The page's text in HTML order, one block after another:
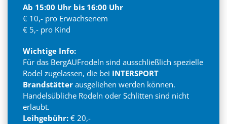
Ab 15:00 Uhr bis 16:00 Uhr
€ 10,- pro Erwachsenem
€ 5,- pro Kind
Wichtige Info:
Für das BergAUFrodeln sind ausschließlich spezielle
Rodel zugelassen, die bei INTERSPORT
Brandstätter ausgeliehen werden können.
Handelsübliche Rodeln oder Schlitten sind nicht
erlaubt.
Leihgebühr: € 20,-